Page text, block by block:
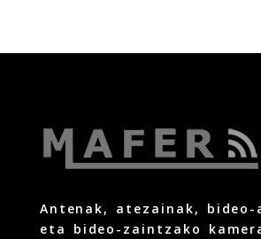
Antenak, atezainak, bideo-
eta bideo-zaintzako